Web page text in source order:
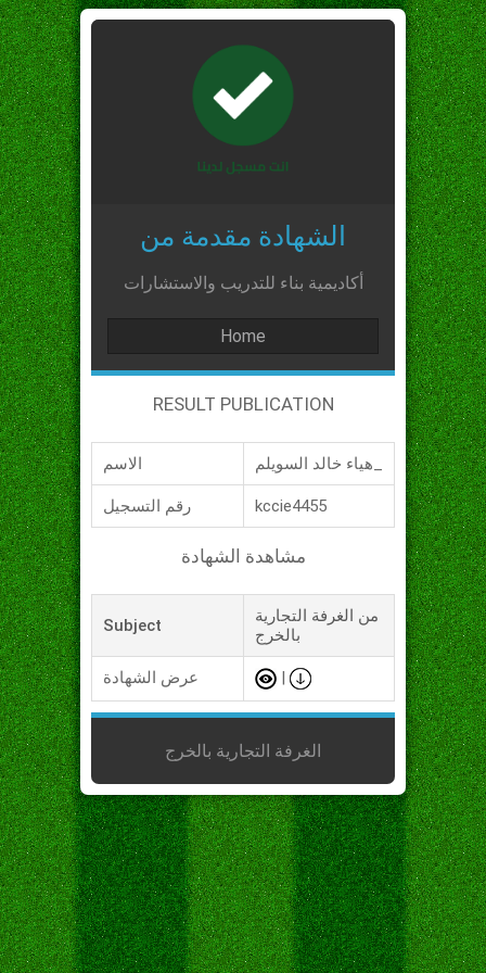
الشهادة مقدمة من
أكاديمية بناء للتدريب والاستشارات
Home
RESULT PUBLICATION
الاسم
رقم التسجيل kccie4455
مشاهدة الشهادة
Subject
من الغرفة التجارية
بالخرج
عرض الشهادة
الغرفة التجارية بالخرج